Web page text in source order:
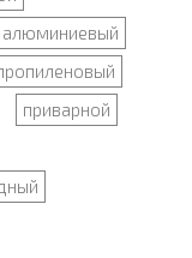
алюминиевый
приварной